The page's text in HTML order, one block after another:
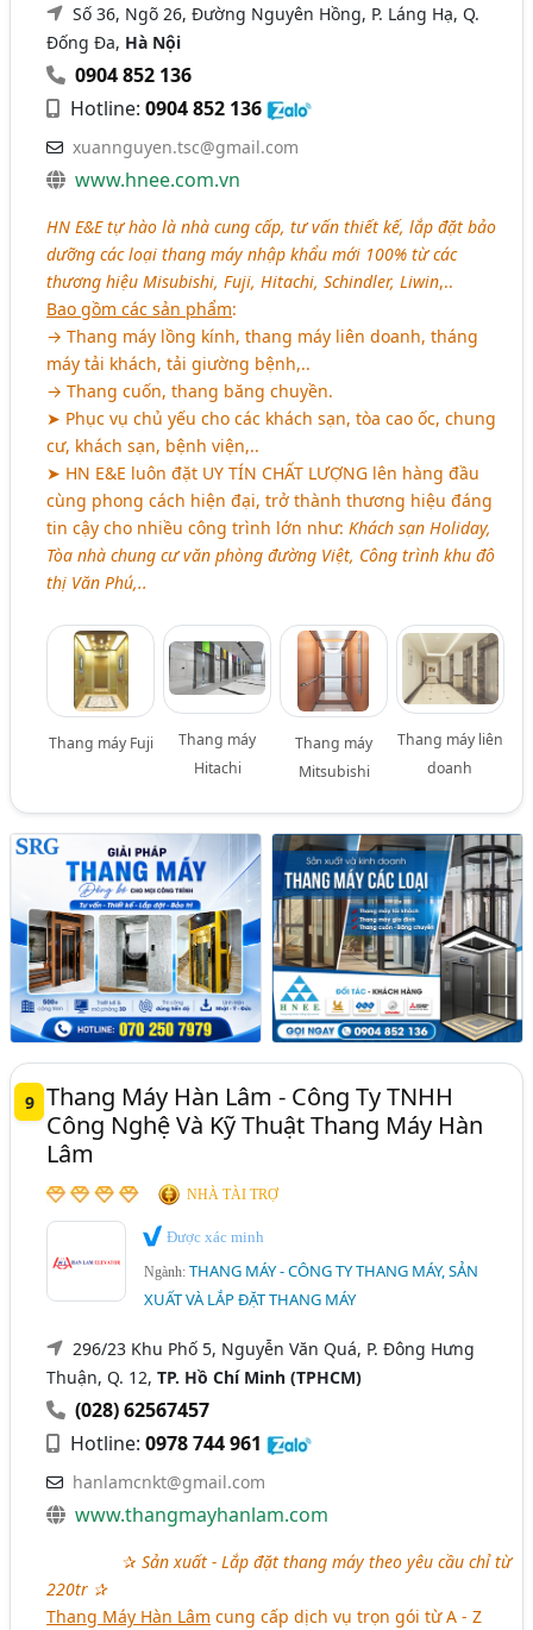
Số 36, Ngõ 26, Đường Nguyên Hồng, P. Láng Hạ, Q.
Đống Đa, Hà Nội
0904 852 136
Hotline:0904 852 136
xuannguyen.tsc@gmail.com
www.hnee.com.vn
HN E&E tự hào là nhà cung cấp, tư vấn thiết kế, lắp đặt bảo
dưỡng các loại thang máy nhập khẩu mới 100% từ các
thương hiệu Misubishi, Fuji, Hitachi, Schindler, Liwin,..
Bao gồm các sản phẩm:
→ Thang máy lồng kính, thang máy liên doanh, tháng
máy tải khách, tải giường bệnh,..
→ Thang cuốn, thang băng chuyền.
➤ Phục vụ chủ yếu cho các khách sạn, tòa cao ốc, chung
cư, khách sạn, bệnh viện,..
➤ HN E&E luôn đặt UY TÍN CHẤT LƯỢNG lên hàng đầu
cùng phong cách hiện đại, trở thành thương hiệu đáng
tin cậy cho nhiều công trình lớn như:Khách sạn Holiday,
Tòa nhà chung cư văn phòng đường Việt, Công trình khu đô
thị Văn Phú,..
Thang máy Fuji
Thang máy
Hitachi
Thang máy
Mitsubishi
Thang máy liên
doanh
9 Thang Máy Hàn Lâm - Công Ty TNHH
Công Nghệ Và Kỹ Thuật Thang Máy Hàn
Lâm
NHÀ TÀI TRỢ
Được xác minh
Ngành:THANG MÁY - CÔNG TY THANG MÁY, SẢN
XUẤT VÀ LẮP ĐẶT THANG MÁY
296/23 Khu Phố 5, Nguyễn Văn Quá, P. Đông Hưng
Thuận, Q. 12,TP. Hồ Chí Minh (TPHCM)
(028) 62567457
Hotline:0978 744 961
hanlamcnkt@gmail.com
www.thangmayhanlam.com
aaaaaaaa✰Sản xuất - Lắp đặt thang máy theo yêu cầu chỉ từ
220tr ✰
Thang Máy Hàn Lâm cung cấp dịch vụ trọn gói từ A - Z